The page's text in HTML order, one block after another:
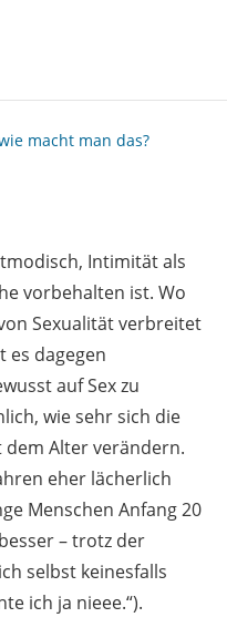
macht man das?
Intimität als
vorbehalten ist. Wo
Sexualität verbreitet
es dagegen
auf Sex zu
wie sehr sich die
dem Alter verändern.
eher lächerlich
Menschen Anfang 20
– trotz der
selbst keinesfalls
ich ja nieee.“).